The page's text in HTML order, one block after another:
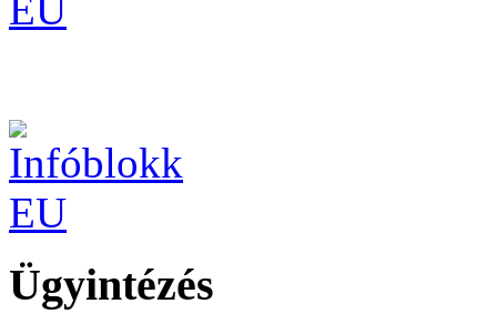
Ügyintézés